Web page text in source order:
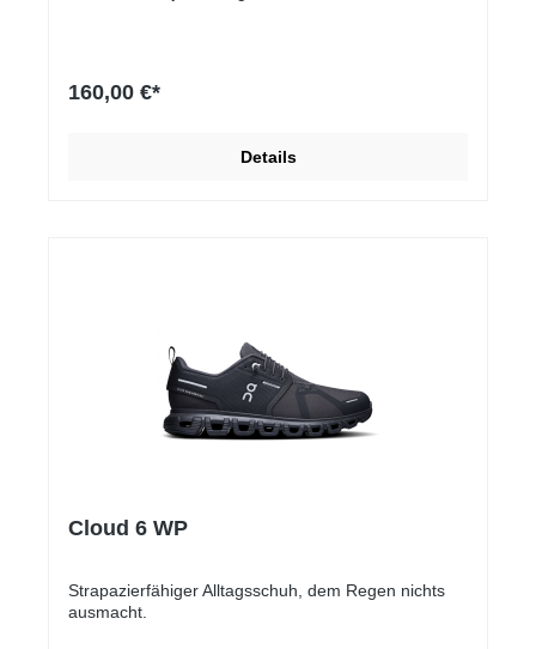
160,00 €*
Details
Cloud 6 WP
Strapazierfähiger Alltagsschuh, dem Regen nichts
ausmacht.